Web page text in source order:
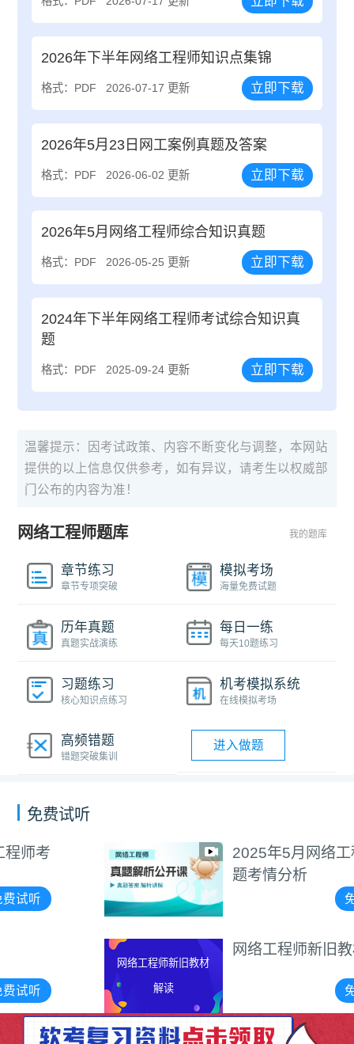
2026年下半年网络工程师知识点集锦
格式：PDF 2026-07-17 更新 立即下载
2026年5月23日网工案例真题及答案
格式：PDF 2026-06-02 更新 立即下载
2026年5月网络工程师综合知识真题
格式：PDF 2026-05-25 更新 立即下载
2024年下半年网络工程师考试综合知识真
题
格式：PDF 2025-09-24 更新 立即下载
温馨提示：因考试政策、内容不断变化与调整，本网站
提供的以上信息仅供参考，如有异议，请考生以权威部
门公布的内容为准！
网络工程师题库 我的题库
章节练习
章节专项突破
模拟考场
海量免费试题
历年真题
真题实战演练
每日一练
每天10题练习
习题练习
核心知识点练习
机考模拟系统
在线模拟考场
高频错题
错题突破集训
进入做题
免费试听
2025年5月网络工程师真
题考情分析
网络工程师新旧教材
网络工程师新旧教材解读